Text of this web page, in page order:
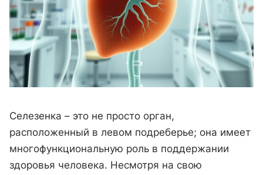
Селезенка – это не просто орган,
расположенный в левом подреберье; она имеет
многофункциональную роль в поддержании
здоровья человека. Несмотря на свою